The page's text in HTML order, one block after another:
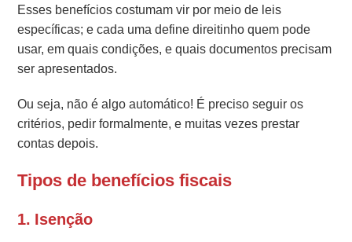
Esses benefícios costumam vir por meio de leis
específicas; e cada uma define direitinho quem pode
usar, em quais condições, e quais documentos precisam
ser apresentados.
Ou seja, não é algo automático! É preciso seguir os
critérios, pedir formalmente, e muitas vezes prestar
contas depois.
Tipos de benefícios fiscais
1. Isenção